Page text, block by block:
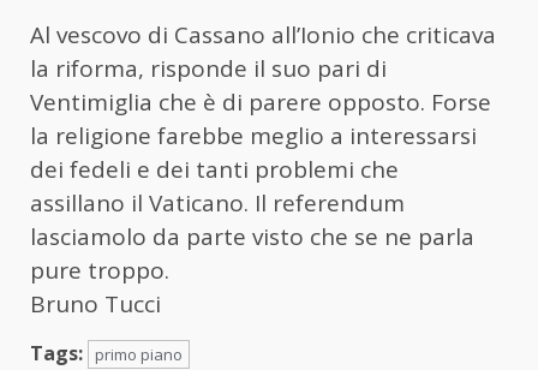
Al vescovo di Cassano all’Ionio che criticava
la riforma, risponde il suo pari di
Ventimiglia che è di parere opposto. Forse
la religione farebbe meglio a interessarsi
dei fedeli e dei tanti problemi che
assillano il Vaticano. Il referendum
lasciamolo da parte visto che se ne parla
pure troppo.
Bruno Tucci
Tags: primo piano